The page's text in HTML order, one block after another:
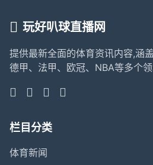
玩好叭球直播网
提供最新全面的体育资讯内容,涵
德甲、法甲、欧冠、NBA等多个
栏目分类
体育新闻